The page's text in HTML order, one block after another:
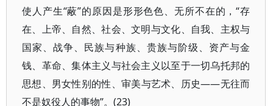
使人产生“蔽”的原因是形形色色、无所不在的，“存
在、上帝、自然、社会、文明与文化、自我、主权与
国家、战争、民族与种族、贵族与阶级、资产与金
钱、革命、集体主义与社会主义以至于一切乌托邦的
思想、男女性别的性、审美与艺术、历史——无往而
不是奴役人的事物”。(23)